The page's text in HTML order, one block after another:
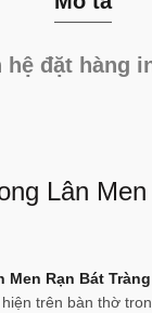
hệ đặt hàng
Lân
Men Rạn Bát Tràng
trên bàn thờ